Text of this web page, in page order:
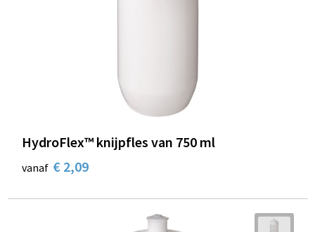
HydroFlex™ knijpfles van 750 ml
vanaf € 2,09